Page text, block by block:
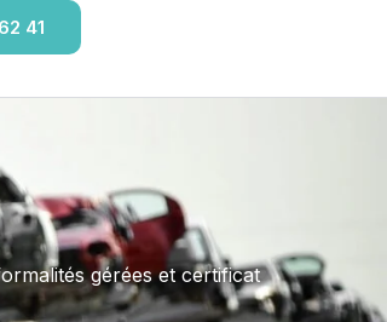
41
gérées et certificat